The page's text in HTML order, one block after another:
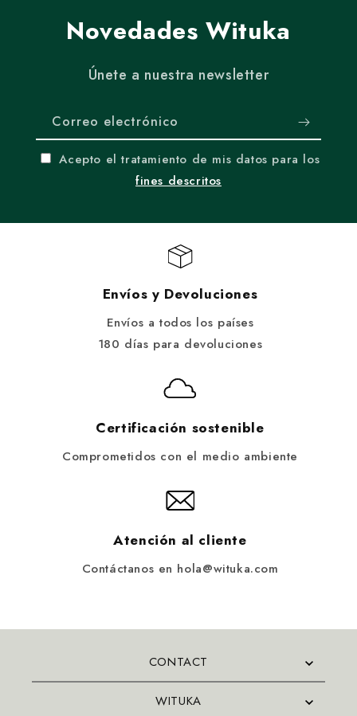
Novedades Wituka
Únete a nuestra newsletter
Correo electrónico
Acepto el tratamiento de mis datos para los
fines descritos
Envíos y Devoluciones
Envíos a todos los países
180 días para devoluciones
Certificación sostenible
Comprometidos con el medio ambiente
Atención al cliente
Contáctanos en hola@wituka.com
CONTACT
WITUKA